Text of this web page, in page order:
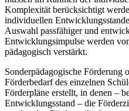
Komplexität berücksichtigt
individuellen
Auswahl passfähiger und
Entwicklungsimpulse werden
pädagogisch verstärkt.
Sonderpädagogische Förderung
Förderbedarf des einzelnen
Förderpläne erstellt, in denen –
Entwicklungsstand – die